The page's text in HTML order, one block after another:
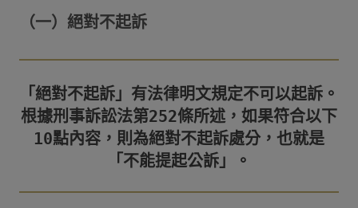
（一）絕對不起訴
「絕對不起訴」有法律明文規定不可以起訴。
根據刑事訴訟法第252條所述，如果符合以下
10點內容，則為絕對不起訴處分，也就是